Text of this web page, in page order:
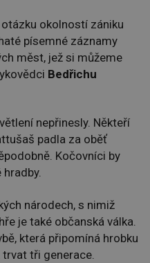
okolností zániku
písemné záznamy
měst, jež si můžeme
Bedřichu
nepřinesly. Někteří
padla za oběť
Kočovníci by
národech, s nimiž
je také občanská válka.
která připomíná hrobku
tři generace.